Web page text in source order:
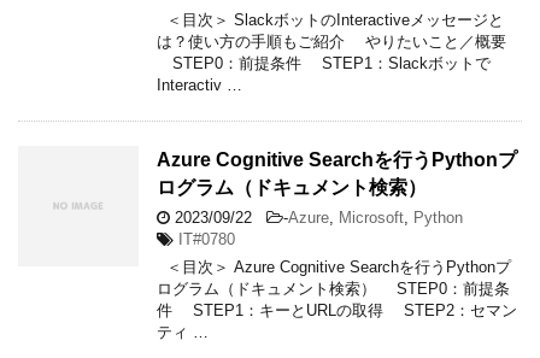
＜目次＞ SlackボットのInteractiveメッセージと
は？使い方の手順もご紹介 やりたいこと／概要
STEP0：前提条件 STEP1：Slackボットで
Interactiv …
Azure Cognitive Searchを行うPythonプ
ログラム（ドキュメント検索）
2023/09/22 -Azure Microsoft Python
IT#0780
＜目次＞ Azure Cognitive Searchを行うPythonプ
ログラム（ドキュメント検索） STEP0：前提条
件 STEP1：キーとURLの取得 STEP2：セマン
ティ …